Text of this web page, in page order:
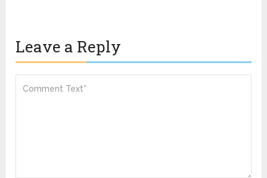
Leave a Reply